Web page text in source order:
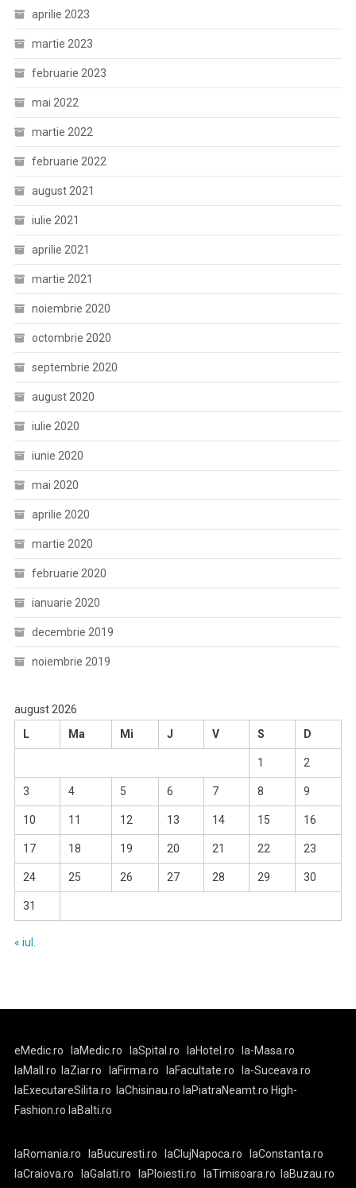
aprilie 2023
martie 2023
februarie 2023
mai 2022
martie 2022
februarie 2022
august 2021
iulie 2021
aprilie 2021
martie 2021
noiembrie 2020
octombrie 2020
septembrie 2020
august 2020
iulie 2020
iunie 2020
mai 2020
aprilie 2020
martie 2020
februarie 2020
ianuarie 2020
decembrie 2019
noiembrie 2019
august 2026
L
Ma Mi J V S D
1 2
3 4 5 6 7 8 9
10 11 12 13 14 15 16
17 18 19 20 21 22 23
24 25 26 27 28 29 30
31
« iul.
eMedic.ro laMedic.ro laSpital.ro laHotel.ro
la-Masa.ro
laMall.ro
laZiar.ro laFirma.ro laFacultate.ro
la-Suceava.ro
laExecutareSilita.ro
laChisinau.ro laPiatraNeamt.ro High-
Fashion.ro laBalti.ro
laRomania.ro laBucuresti.ro laClujNapoca.ro
laConstanta.ro
laCraiova.ro
laGalati.ro laPloiesti.ro laTimisoara.ro
laBuzau.ro